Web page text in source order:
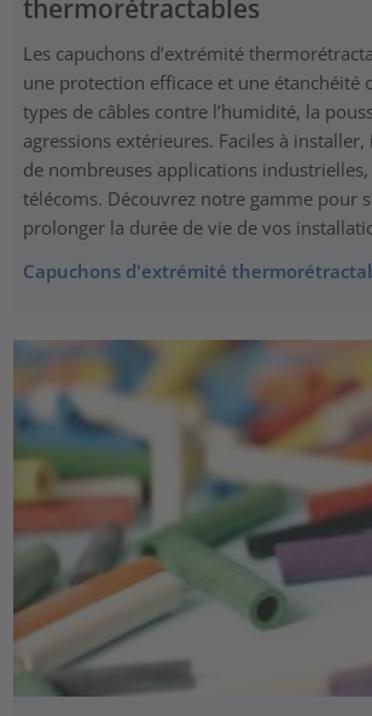
thermorétractables
Les capuchons d’extrémité
une protection efficace et une étanchéité
types de câbles contre l’humidité, la
agressions extérieures. Faciles à installer,
de nombreuses applications
télécoms. Découvrez notre gamme pour
prolonger la durée de vie de vos
Capuchons d'extrémité